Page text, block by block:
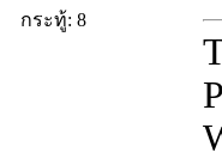
กระทู้: 8